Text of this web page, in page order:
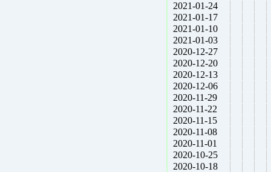
2021-01-24
2021-01-17
2021-01-10
2021-01-03
2020-12-27
2020-12-20
2020-12-13
2020-12-06
2020-11-29
2020-11-22
2020-11-15
2020-11-08
2020-11-01
2020-10-25
2020-10-18